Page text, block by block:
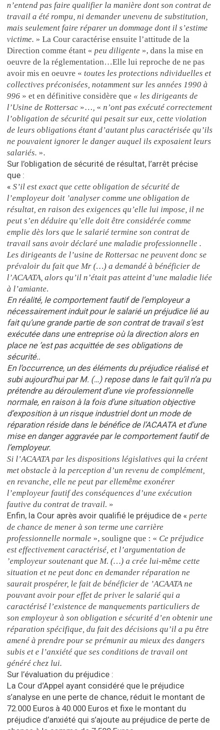
n’entend pas faire qualifier la manière dont son contrat de
travail a été rompu, ni demander unevenu de substitution,
mais seulement faire réparer un dommage dont il s’estime
victime. » La Cour caractérise ensuite l’attitude de la
Direction comme étant « peu diligente », dans la mise en
oeuvre de la réglementation…Elle lui reproche de ne pas
avoir mis en oeuvre « toutes les protections ndividuelles et
collectives préconisées, notamment sur les années 1990 à
996 » et en définitive considère que « les dirigeants de
l’Usine de Rottersac »…, « n’ont pas exécuté correctement
l’obligation de sécurité qui pesait sur eux, cette violation
de leurs obligations étant d’autant plus caractérisée qu’ils
ne pouvaient ignorer le danger auquel ils exposaient leurs
salariés. ».
Sur l’obligation de sécurité de résultat, l’arrêt précise
que :
« S’il est exact que cette obligation de sécurité de
l’employeur doit ’analyser comme une obligation de
résultat, en raison des exigences qu’elle lui impose, il ne
peut s’en déduire qu’elle doit être considérée comme
emplie dès lors que le salarié termine son contrat de
travail sans avoir déclaré une maladie professionnelle .
Les dirigeants de l’usine de Rottersac ne peuvent donc se
prévaloir du fait que Mr (…) a demandé à bénéficier de
l’ACAATA, alors qu’il n’était pas atteint d’une maladie liée
à l’amiante.
En réalité, le comportement fautif de l’employeur a
nécessairement induit pour le salarié un préjudice lié au
fait qu’une grande partie de son contrat de travail s’est
exécutée dans une entreprise où la direction alors en
place ne ’est pas acquittée de ses obligations de
sécurité..
En l’occurrence, un des éléments du préjudice réalisé et
subi aujourd’hui par M. (…) repose dans le fait qu’il n’a pu
prétendre au déroulement d’une vie professionnelle
normale, en raison à la fois d’une situation objective
d’exposition à un risque industriel dont un mode de
réparation réside dans le bénéfice de l’ACAATA et d’une
mise en danger aggravée par le comportement fautif de
l’employeur.
Si l’ACAATA par les dispositions législatives qui la créent
met obstacle à la perception d’un revenu de complément,
en revanche, elle ne peut par ellemême exonérer
l’employeur fautif des conséquences d’une exécution
fautive du contrat de travail. »
Enfin, la Cour après avoir qualifié le préjudice de « perte
de chance de mener à son terme une carrière
professionnelle normale », souligne que : « Ce préjudice
est effectivement caractérisé, et l’argumentation de
’employeur soutenant que M. (…) a crée lui-même cette
situation et ne peut donc en demander réparation ne
saurait prospérer, le fait de bénéficier de ’ACAATA ne
pouvant avoir pour effet de priver le salarié qui a
caractérisé l’existence de manquements particuliers de
son employeur à son obligation e sécurité d’en obtenir une
réparation spécifique, du fait des décisions qu’il a pu être
amené à prendre pour se prémunir au mieux des dangers
subis et e l’anxiété que ses conditions de travail ont
généré chez lui.
Sur l’évaluation du préjudice :
La Cour d’Appel ayant considéré que le préjudice
s’analyse en une perte de chance, réduit le montant de
72.000 Euros à 40.000 Euros et fixe le montant du
préjudice d’anxiété qui s’ajoute au préjudice de perte de